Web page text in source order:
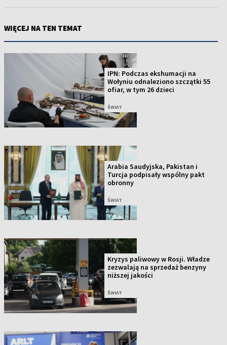
WIĘCEJ NA TEN TEMAT
IPN: Podczas ekshumacji na
Wołyniu odnaleziono szczątki 55
ofiar, w tym 26 dzieci
ŚWIAT
Arabia Saudyjska, Pakistan i
Turcja podpisały wspólny pakt
obronny
ŚWIAT
Kryzys paliwowy w Rosji. Władze
zezwalają na sprzedaż benzyny
niższej jakości
ŚWIAT